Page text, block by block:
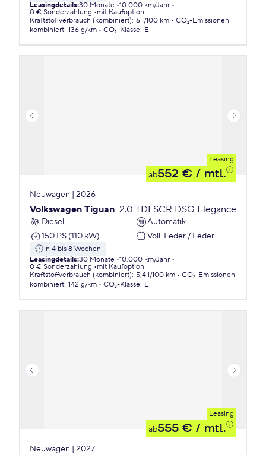
Leasingdetails:30 Monate 10.000 km/Jahr
0 € Sonderzahlung
mit Kaufoption
Kraftstoffverbrauch (kombiniert): 6 l/100 km
CO₂-Emissionen
kombiniert: 136 g/km CO₂-Klasse: E
Leasing
ab552 € / mtl.
Neuwagen | 2026
Volkswagen Tiguan 2.0 TDI SCR DSG Elegance
Diesel
Automatik
150 PS (110 kW)
Voll-Leder / Leder
in 4 bis 8 Wochen
Leasingdetails:30 Monate 10.000 km/Jahr
0 € Sonderzahlung
mit Kaufoption
Kraftstoffverbrauch (kombiniert): 5,4 l/100 km
CO₂-Emissionen
kombiniert: 142 g/km CO₂-Klasse: E
Leasing
ab555 € / mtl.
Neuwagen | 2027